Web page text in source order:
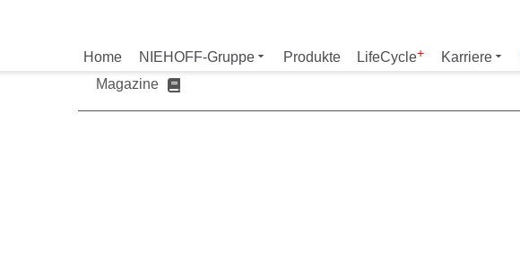
Home NIEHOFF-Gruppe Produkte LifeCycle Karriere
Magazine